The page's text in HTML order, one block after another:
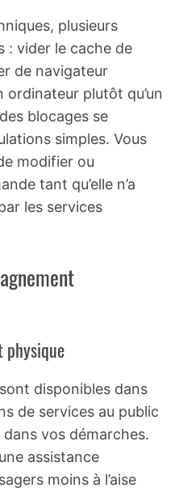
plusieurs
: vider le cache de
de navigateur
plutôt qu’un
blocages se
simples. Vous
modifier ou
tant qu’elle n’a
les services
physique
sont disponibles dans
de services au public
vos démarches.
assistance
moins à l’aise